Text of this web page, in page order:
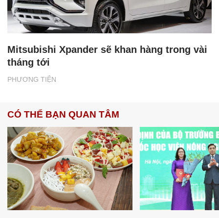
PHƯƠNG TIỆN
Mitsubishi Xpander sẽ khan hàng trong vài
tháng tới
CÓ THỂ BẠN QUAN TÂM